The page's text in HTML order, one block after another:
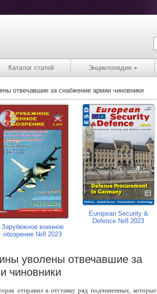
Каталог статей Энциклопедия
отвечавшие за снабжение армии чиновники
Зарубежное военное
обозрение №8 2023
European Security &
Defence №8 2023
уволены отвечавшие за
чиновники
отправил в отставку ряд подчиненных, которые